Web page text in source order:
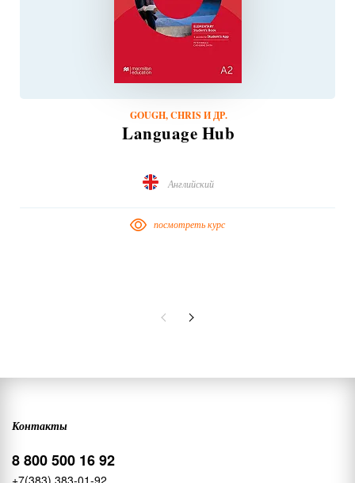
GOUGH, CHRIS И ДР.
Language Hub
Английский
посмотреть курс
Контакты
8 800 500 16 92
+7(383) 383-01-92